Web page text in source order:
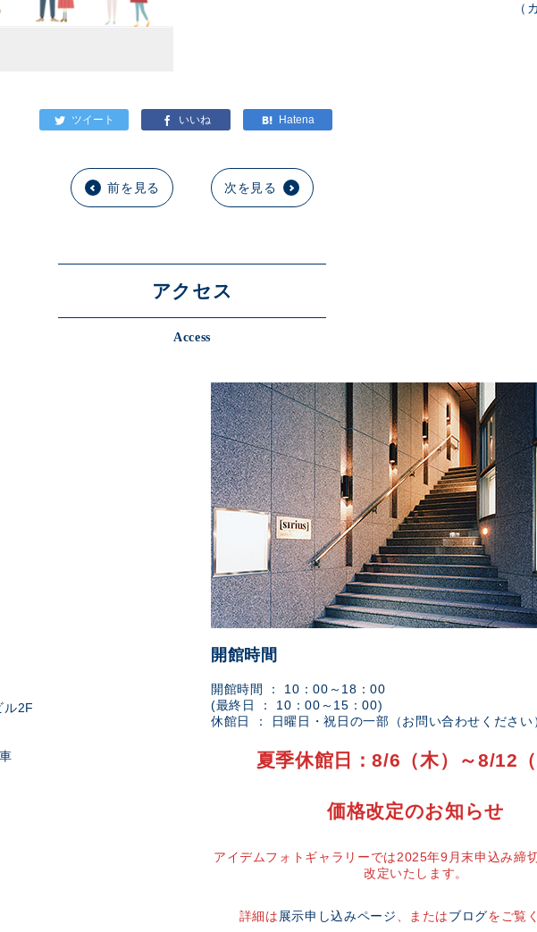
（
前を見る 次を見る
アクセス
Access
ル2F
開館時間
開館時間 ： 10：00～18：00
(最終日 ： 10：00～15：00)
休館日 ： 日曜日・祝日の一部（お問い合わせください
夏季休館日：8/6（木）～8/12（
価格改定のお知らせ
アイデムフォトギャラリーでは2025年9月末申込み締
改定いたします。
詳細は 展示申し込みページ 、またはブログをご覧